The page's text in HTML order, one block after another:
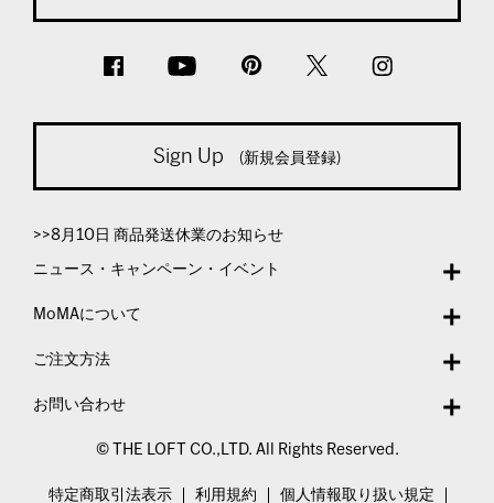
Sign Up (新規会員登録)
>>8月10日 商品発送休業のお知らせ
ニュース・キャンペーン・イベント
MoMAについて
ご注文方法
お問い合わせ
© THE LOFT CO.,LTD. All Rights Reserved.
特定商取引法表示 利用規約 個人情報取り扱い規定